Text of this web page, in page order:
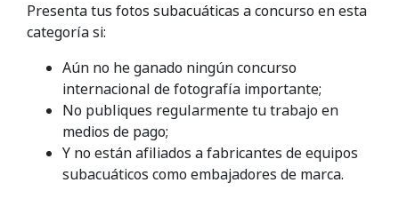
Presenta tus fotos subacuáticas a concurso en esta
categoría si:
Aún no he ganado ningún concurso
internacional de fotografía importante;
No publiques regularmente tu trabajo en
medios de pago;
Y no están afiliados a fabricantes de equipos
subacuáticos como embajadores de marca.